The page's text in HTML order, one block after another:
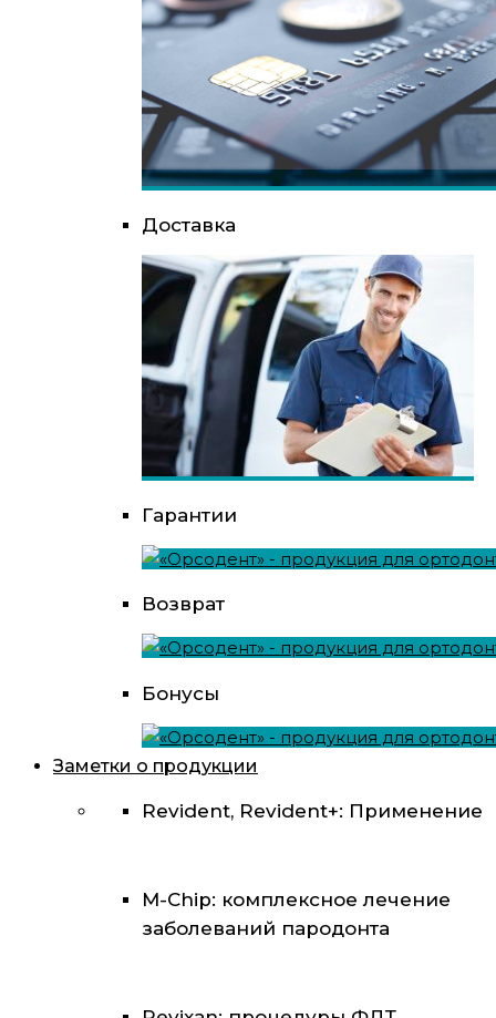
Доставка
Гарантии
Возврат
Бонусы
Заметки о продукции
Revident, Revident+: Применение
M-Chip: комплексное лечение
заболеваний пародонта